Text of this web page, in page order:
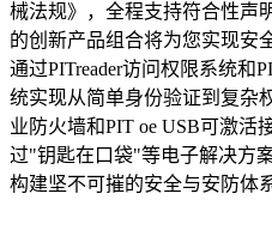
械法规》，全程支持符合性声
的创新产品组合将为您实现
通过PITreader访问权限系统和
统实现从简单身份验证到复杂
业防火墙和PIT oe USB可激活
过"钥匙在口袋"等电子解决方
构建坚不可摧的安全与安防体系